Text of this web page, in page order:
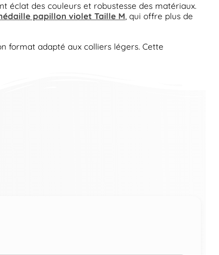
éclat des couleurs et robustesse des matériaux.
papillon violet Taille M, qui offre plus de
format adapté aux colliers légers. Cette